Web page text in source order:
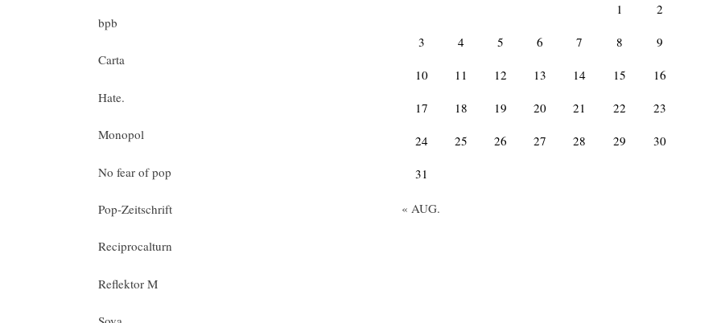
bpb
Carta
Hate.
Monopol
No fear of pop
Pop-Zeitschrift
Reciprocalturn
Reflektor M
« AUG.
1 2
3 4 5 6 7 8 9
10 11 12 13 14 15 16
17 18 19 20 21 22 23
24 25 26 27 28 29 30
31